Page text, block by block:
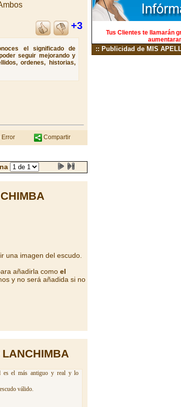
+3
el significado de
seguir mejorando y
ordenes, historias,
Error Compartir
una imagen del escudo.
añadirla como el
y no será añadida si no
es el más antiguo y real y lo
válido.
Tus Clientes te llamarán
:: Publicidad de MIS